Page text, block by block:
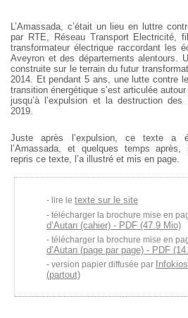
L’Amassada, c’était un lieu en luttre
par RTE, Réseau Transport Electricité,
transformateur électrique raccordant les
Aveyron et des départements alentours.
construite sur le terrain du futur
2014. Et pendant 5 ans, une lutte contre
transition énergétique s’est articulée
jusqu’à l’expulsion et la destruction
2019.
Juste après l’expulsion, ce texte a
l’Amassada, et quelques temps
repris ce texte, l’a illustré et mis en page.
lire le texte sur le site
télécharger la brochure mise en
d’Autan (cahier) - PDF (47.9 Mio)
télécharger la brochure mise en
d’Autan (page par page) - PDF
version papier diffusée par
(partout)